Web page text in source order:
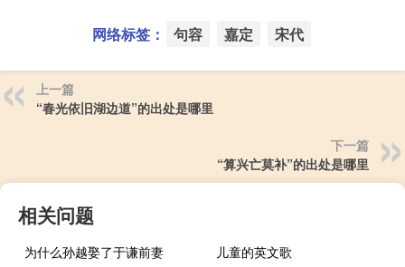
网络标签： 句容 嘉定 宋代
上一篇
“春光依旧湖边道”的出处是哪里
下一篇
“算兴亡莫补”的出处是哪里
相关问题
为什么孙越娶了于谦前妻
儿童的英文歌